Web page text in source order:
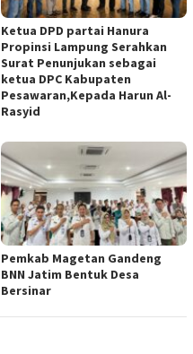
Ketua DPD partai Hanura
Propinsi Lampung Serahkan
Surat Penunjukan sebagai
ketua DPC Kabupaten
Pesawaran,Kepada Harun Al-
Rasyid
Pemkab Magetan Gandeng
BNN Jatim Bentuk Desa
Bersinar